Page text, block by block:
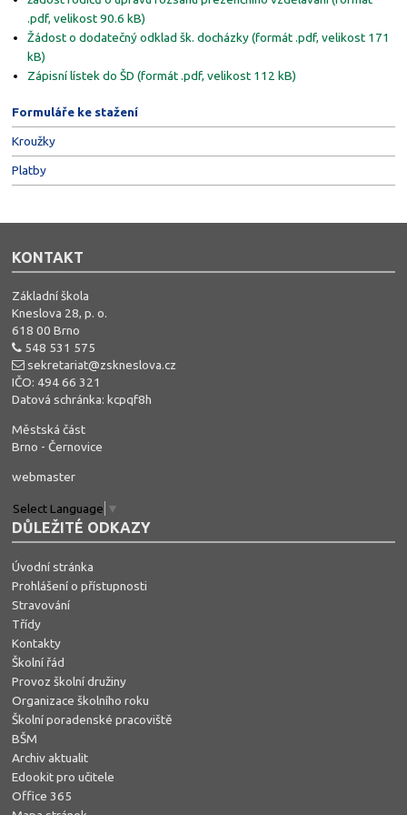
Formuláře ke stažení
Kroužky
Platby
.pdf, velikost 90.6 kB)
Žádost o dodatečný odklad šk. docházky (formát .pdf, velikost 171
kB)
Zápisní lístek do ŠD (formát .pdf, velikost 112 kB)
KONTAKT
Základní škola
Kneslova 28, p. o.
618 00 Brno
548 531 575
sekretariat@zskneslova.cz
IČO: 494 66 321
Datová schránka: kcpqf8h
Městská část
Brno - Černovice
webmaster
Select Language ▼
DŮLEŽITÉ ODKAZY
Úvodní stránka
Prohlášení o přístupnosti
Stravování
Třídy
Kontakty
Školní řád
Provoz školní družiny
Organizace školního roku
Školní poradenské pracoviště
BŠM
Archiv aktualit
Edookit pro učitele
Office 365